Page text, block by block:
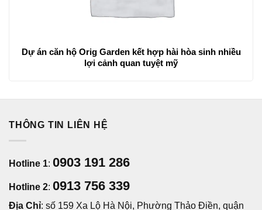
Dự án căn hộ Orig Garden kết hợp hài hòa sinh nhiều
lợi cảnh quan tuyệt mỹ
THÔNG TIN LIÊN HỆ
Hotline 1: 0903 191 286
Hotline 2: 0913 756 339
Địa Chỉ: số 159 Xa Lộ Hà Nội, Phường Thảo Điền, quận